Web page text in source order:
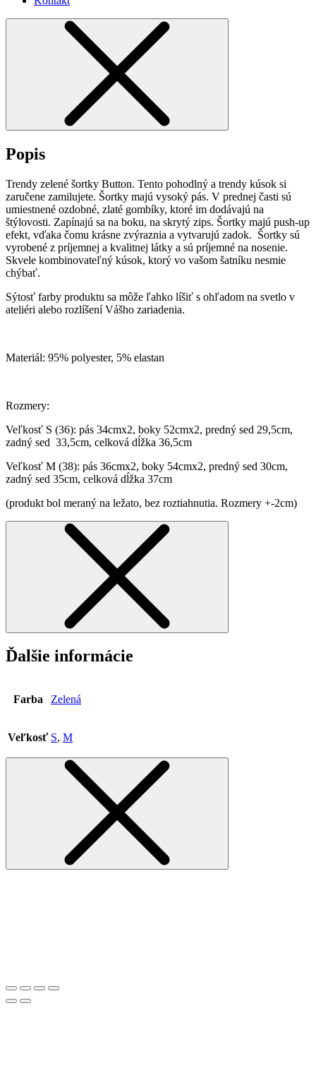
Popis
Trendy zelené šortky Button. Tento pohodlný a trendy kúsok si
zaručene zamilujete. Šortky majú vysoký pás. V prednej časti sú
umiestnené ozdobné, zlaté gombíky, ktoré im dodávajú na
štýlovosti. Zapínajú sa na boku, na skrytý zips. Šortky majú push-up
efekt, vďaka čomu krásne zvýraznia a vytvarujú zadok. Šortky sú
vyrobené z príjemnej a kvalitnej látky a sú príjemné na nosenie.
Skvele kombinovateľný kúsok, ktorý vo vašom šatníku nesmie
chýbať.
Sýtosť farby produktu sa môže ľahko líšiť s ohľadom na svetlo v
ateliéri alebo rozlíšení Vášho zariadenia.
Materiál: 95% polyester, 5% elastan
Rozmery:
Veľkosť S (36): pás 34cmx2, boky 52cmx2, predný sed 29,5cm,
zadný sed 33,5cm, celková dĺžka 36,5cm
Veľkosť M (38): pás 36cmx2, boky 54cmx2, predný sed 30cm,
zadný sed 35cm, celková dĺžka 37cm
(produkt bol meraný na ležato, bez roztiahnutia. Rozmery +-2cm)
Ďalšie informácie
Farba Zelená
Veľkosť S, M